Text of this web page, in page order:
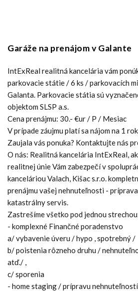
Garáže na prenájom v Galante
IntExReal realitná kancelária vám
parkovacie státie / 6 ks / parkovacích
Galanta. Parkovacie státia sú
objektom SLSP a.s.
Cena prenájmu: 30.- €ur / P / Mesiac
V prípade záujmu platí sa nájom na 1
Zaujala vás ponuka? Kontaktujte nás
O nás: Realitná kancelária IntExReal,
realitnej únie Vám zabezpečí v
kanceláriou Valach, Kišac s.r.o.
prenájmu vašej nehnuteľnosti -
katastrálny servis.
Zastrešíme všetko pod jednou
- komplexné Finančné poradenstvo
a/ vybavenie úveru / hypo , spotrebný /
b/ poistenia rôzneho druhu /
atď./ ,
c/ sporenia
- home staging / prípravu